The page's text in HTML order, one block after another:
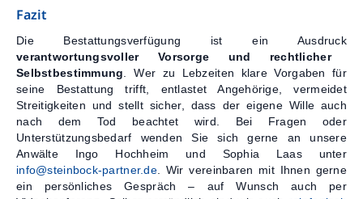
Fazit
Die Bestattungsverfügung ist ein Ausdruck
verantwortungsvoller Vorsorge und rechtlicher
Selbstbestimmung . Wer zu Lebzeiten klare Vorgaben für
seine Bestattung trifft, entlastet Angehörige, vermeidet
Streitigkeiten und stellt sicher, dass der eigene Wille auch
nach dem Tod beachtet wird. Bei Fragen oder
Unterstützungsbedarf wenden Sie sich gerne an unsere
Anwälte Ingo Hochheim und Sophia Laas unter
info@steinbock-partner.de . Wir vereinbaren mit Ihnen gerne
ein persönliches Gespräch – auf Wunsch auch per